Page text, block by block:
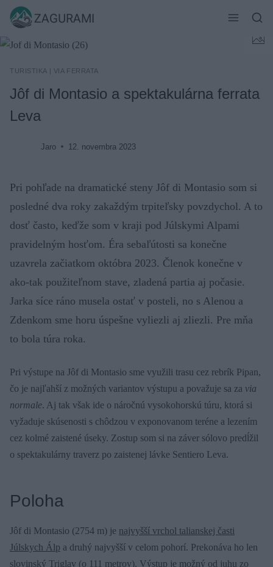
Skip
content
ZAGURAMI
TURISTIKA | VIA FERRATA
Jôf di Montasio a spektakulárna ferrata
Leva
Jaro 12. novembra 2023
Pri pohľade na dramatické steny Jôf di Montasio som si
posledné dva roky zakaždým trpiteľsky povzdychol. A to
dosť často, keďže som v kraji pod Júlskymi Alpami
pravidelným hosťom. Éra sebaľútosti sa konečne
uzavrela začiatkom októbra 2023. Členok konečne v
ako-tak použiteľnom stave, zladená partia aj počasie.
Jarka síce ráno musela ostať v posteli, no s Alenou a
Zdenkom sme horu úspešne vyliezli aj zliezli. Pre mňa
to bola túra roka.
Pri výstupe na Jôf di Montasio sme využili trasu cez rebrík Pipan,
čo je najľahší z možných variantov výstupu a považuje sa za via
normale. Aj tak však ide o náročnú vysokohorskú túru, ktorá si
vyžaduje skúsenosti s chôdzou v exponovanom teréne a lezením
cez kolmé zaistené úseky. Zostup som si na záver sólovo predĺžil
o spektakulárny traverz po zaistenej lávke Sentiero Leva.
Poloha
Jôf di Montasio (2754 m) je najvyšší vrchol talianskej časti
Júlskych Álp a druhý najvyšší v celom pohorí. Prekonáva ho len
slovinský Triglav (o 111 metrov). Výstup je možný od juhu zo